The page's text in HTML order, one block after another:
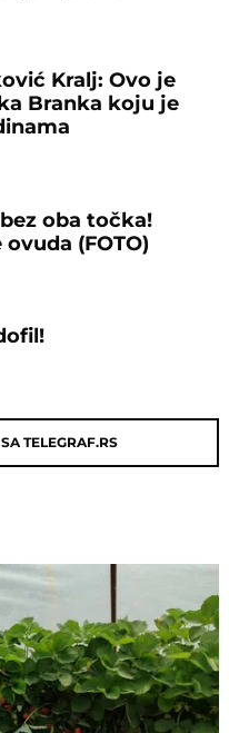
Kralj: Ovo je
Branka koju je
oba točka!
(FOTO)
TELEGRAF.RS